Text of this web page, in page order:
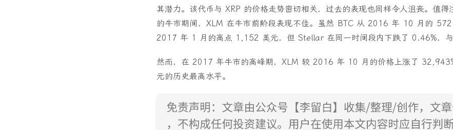
其潜力。该代币与 XRP 的价格走势密切相关，过去的表现也同样令人沮丧。值
的牛市期间，XLM 在牛市前阶段表现不佳。虽然 BTC 从 2016 年 10 月的
2017 年 1 月的高点 1,152 美元，但 Stellar 在同一时间段内下跌了 0.46%，与
然而，在 2017 年牛市的高峰期，XLM 较 2016 年 10 月的价格上涨了
元的历史最高水平。